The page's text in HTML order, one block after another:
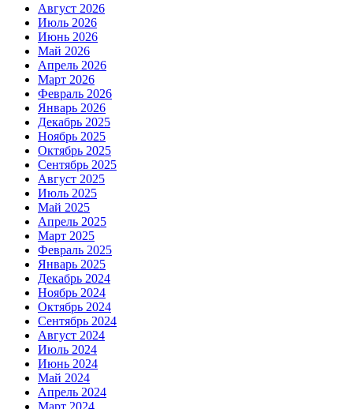
Август 2026
Июль 2026
Июнь 2026
Май 2026
Апрель 2026
Март 2026
Февраль 2026
Январь 2026
Декабрь 2025
Ноябрь 2025
Октябрь 2025
Сентябрь 2025
Август 2025
Июль 2025
Май 2025
Апрель 2025
Март 2025
Февраль 2025
Январь 2025
Декабрь 2024
Ноябрь 2024
Октябрь 2024
Сентябрь 2024
Август 2024
Июль 2024
Июнь 2024
Май 2024
Апрель 2024
Март 2024